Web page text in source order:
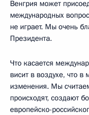
Венгрия может
международных
не играет. Мы очень
Президента.
Что касается
висит в воздухе, что
изменения. Мы
происходят, создают
европейско-